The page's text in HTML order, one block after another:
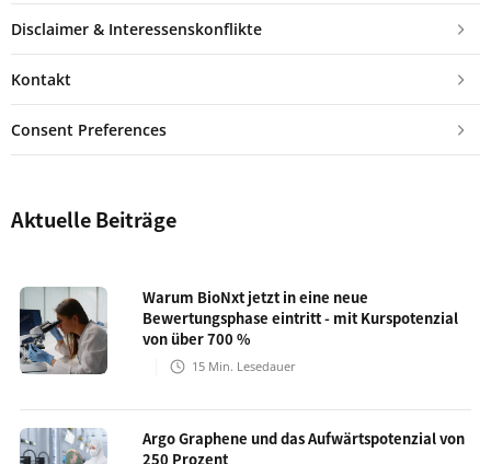
Disclaimer & Interessenskonflikte
Kontakt
Consent Preferences
Aktuelle Beiträge
Warum BioNxt jetzt in eine neue
Bewertungsphase eintritt - mit Kurspotenzial
von über 700 %
15 Min. Lesedauer
Argo Graphene und das Aufwärtspotenzial von
250 Prozent